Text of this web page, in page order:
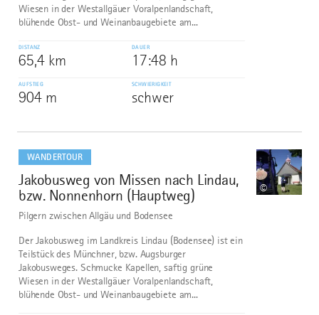
Wiesen in der Westallgäuer Voralpenlandschaft,
blühende Obst- und Weinanbaugebiete am...
DISTANZ
65,4 km
DAUER
17:48 h
AUFSTIEG
904 m
SCHWIERIGKEIT
schwer
WANDERTOUR
10
Jakobusweg von Missen nach Lindau,
bzw. Nonnenhorn (Hauptweg)
©
Pilgern zwischen Allgäu und Bodensee
Der Jakobusweg im Landkreis Lindau (Bodensee) ist ein
Teilstück des Münchner, bzw. Augsburger
Jakobusweges. Schmucke Kapellen, saftig grüne
Wiesen in der Westallgäuer Voralpenlandschaft,
blühende Obst- und Weinanbaugebiete am...
dazu